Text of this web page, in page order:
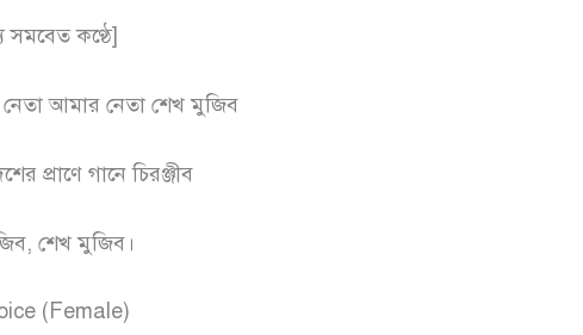
সমবেত কণ্ঠে]
আমার নেতা শেখ মুজিব
প্রাণে গানে চিরঞ্জীব
শেখ মুজিব।
(Female)